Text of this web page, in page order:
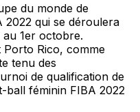
du monde de
2022 qui se déroulera
1er octobre.
Porto Rico, comme
tenu des
de qualification de
ball féminin FIBA 2022